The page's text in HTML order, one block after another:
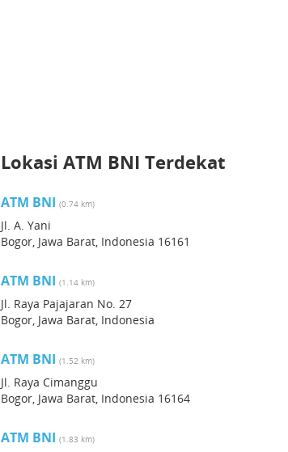
Lokasi ATM BNI Terdekat
ATM BNI (0.74 km)
Jl. A. Yani
Bogor, Jawa Barat, Indonesia 16161
ATM BNI (1.14 km)
Jl. Raya Pajajaran No. 27
Bogor, Jawa Barat, Indonesia
ATM BNI (1.52 km)
Jl. Raya Cimanggu
Bogor, Jawa Barat, Indonesia 16164
ATM BNI (1.83 km)